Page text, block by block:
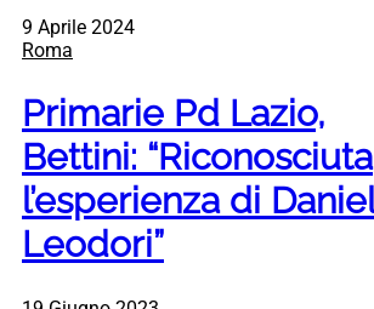
9 Aprile 2024
Roma
Primarie Pd Lazio,
Bettini: “Riconosciuta
l’esperienza di
Leodori”